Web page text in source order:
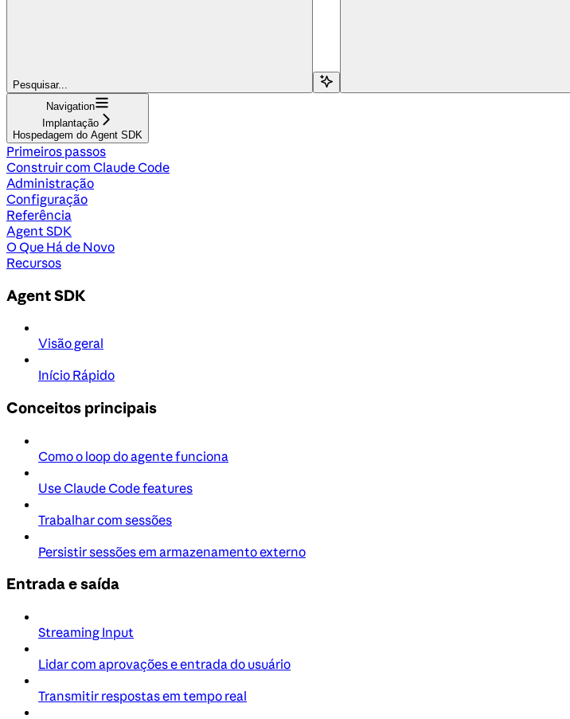
Pesquisar...
Navigation
Implantação
Hospedagem do Agent SDK
Primeiros passos
Construir com Claude Code
Administração
Configuração
Referência
Agent SDK
O Que Há de Novo
Recursos
Agent SDK
Visão geral
Início Rápido
Conceitos principais
Como o loop do agente funciona
Use Claude Code features
Trabalhar com sessões
Persistir sessões em armazenamento externo
Entrada e saída
Streaming Input
Lidar com aprovações e entrada do usuário
Transmitir respostas em tempo real